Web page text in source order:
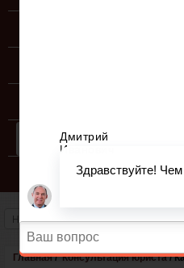
СЕМЕЙНЫЙ
Главная / Консультация юриста /